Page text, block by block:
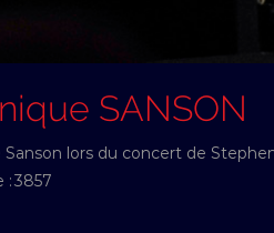
SANSON
Sanson lors du concert de
:3857